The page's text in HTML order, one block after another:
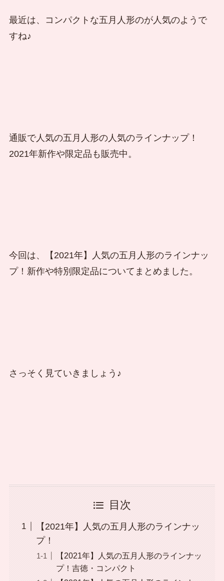
最近は、コンパクトな五月人形のが人気のようで
すね♪
通販で人気の五月人形の人気のラインナップ！
2021年新作や限定品も販売中。
今回は、【2021年】人気の五月人形のラインナッ
プ！新作や特別限定品についてまとめました。
さっそく見ていきましょう♪
目次
【2021年】人気の五月人形のラインナッ
プ！
【2021年】人気の五月人形のラインナッ
プ！吉徳・コンパクト